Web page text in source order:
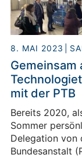
8. MAI 2023
Gemeinsam
mit der PTB
Bereits 2020,
Sommer
Delegation von
Bundesanstalt